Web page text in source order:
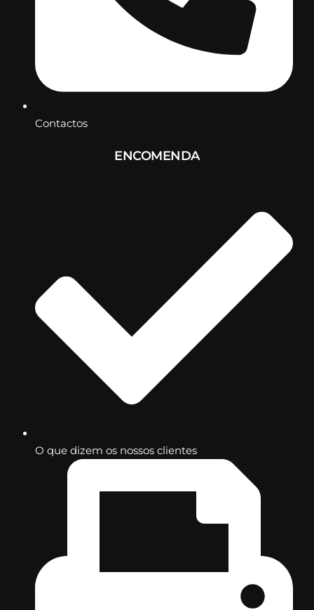
Contactos
ENCOMENDA
O que dizem os nossos clientes